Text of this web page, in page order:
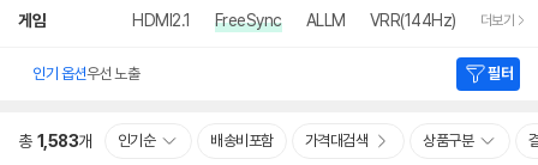
게임 HDMI2.1 FreeSync ALLM VRR(144Hz) 더보기
인기 옵션우선 노출 필터
총 1,583개 인기순 배송비포함 가격대검색 상품구분